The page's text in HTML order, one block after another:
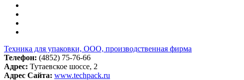
Техника для упаковки, ООО, производственная фирма
Телефон: (4852) 75-76-66
Адрес: Тутаевское шоссе, 2
Адрес Сайта: www.techpack.ru